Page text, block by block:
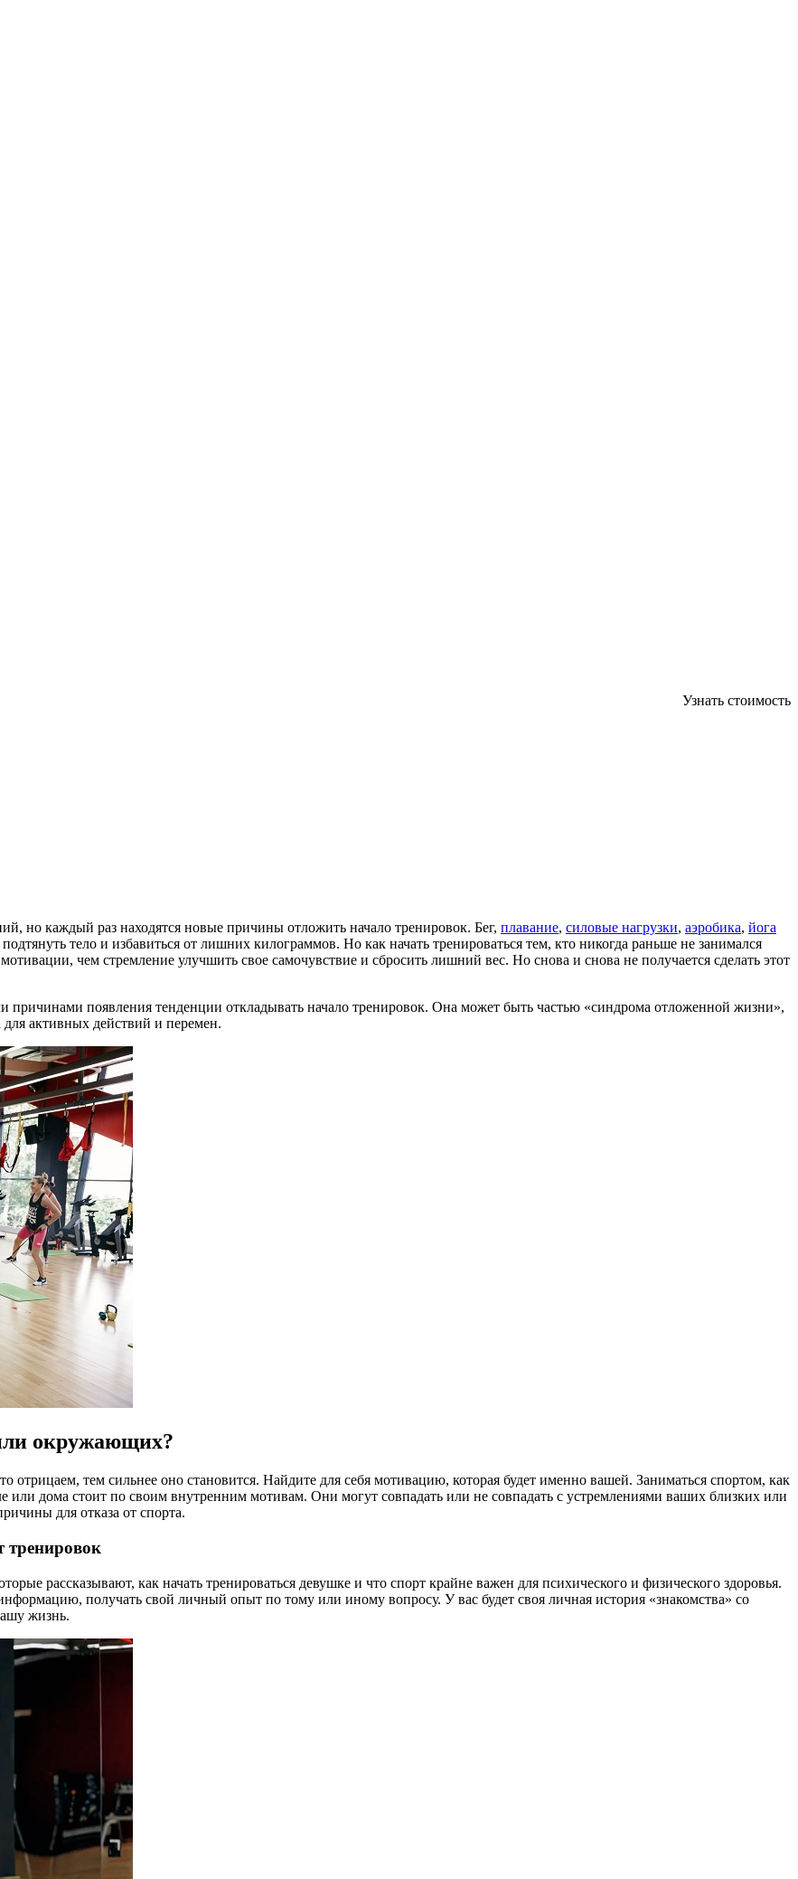
Узнать стоимость
но каждый раз находятся новые причины отложить начало тренировок. Бег, плавание, силовые нагрузки, аэробика, йога
тело и избавиться от лишних килограммов. Но как начать тренироваться тем, кто никогда раньше не занимался
чем стремление улучшить свое самочувствие и сбросить лишний вес. Но снова и снова не получается сделать этот
причинами появления тенденции откладывать начало тренировок. Она может быть частью «синдрома отложенной жизни»,
активных действий и перемен.
окружающих?
тем сильнее оно становится. Найдите для себя мотивацию, которая будет именно вашей. Заниматься спортом, как
или дома стоит по своим внутренним мотивам. Они могут совпадать или не совпадать с устремлениями ваших близких или
для отказа от спорта.
тренировок
рассказывают, как начать тренироваться девушке и что спорт крайне важен для психического и физического здоровья.
получать свой личный опыт по тому или иному вопросу. У вас будет своя личная история «знакомства» со
жизнь.